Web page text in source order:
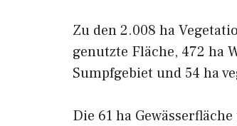
Zu den 2.008 ha
genutzte Fläche, 472 ha
Sumpfgebiet und 54 ha
Die 61 ha